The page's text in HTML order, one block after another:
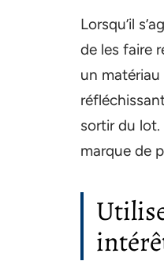
Lorsqu’il
de les faire
un matériau
sortir du lot.
marque de